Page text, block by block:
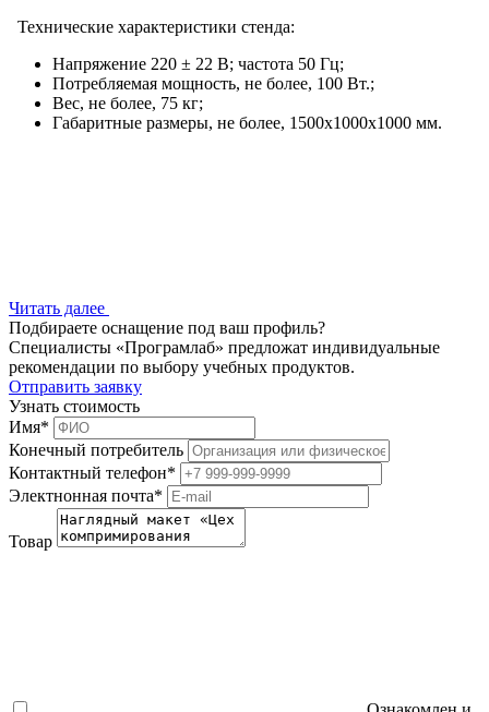
Технические характеристики стенда:
Напряжение 220 ± 22 В; частота 50 Гц;
Потребляемая мощность, не более, 100 Вт.;
Вес, не более, 75 кг;
Габаритные размеры, не более, 1500х1000х1000 мм.
Читать далее
Подбираете оснащение под ваш профиль?
Специалисты «Програмлаб» предложат индивидуальные
рекомендации по выбору учебных продуктов.
Отправить заявку
Узнать стоимость
Имя*
Конечный потребитель
Контактный телефон*
Электнонная почта*
Товар